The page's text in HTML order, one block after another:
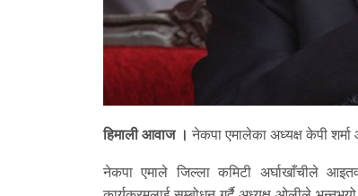
हिमाली आवाज । नेकपा एमालेका अध्यक्ष केपी
नेकपा एमाले जिल्ला कमिटी अर्घाखाँचीले